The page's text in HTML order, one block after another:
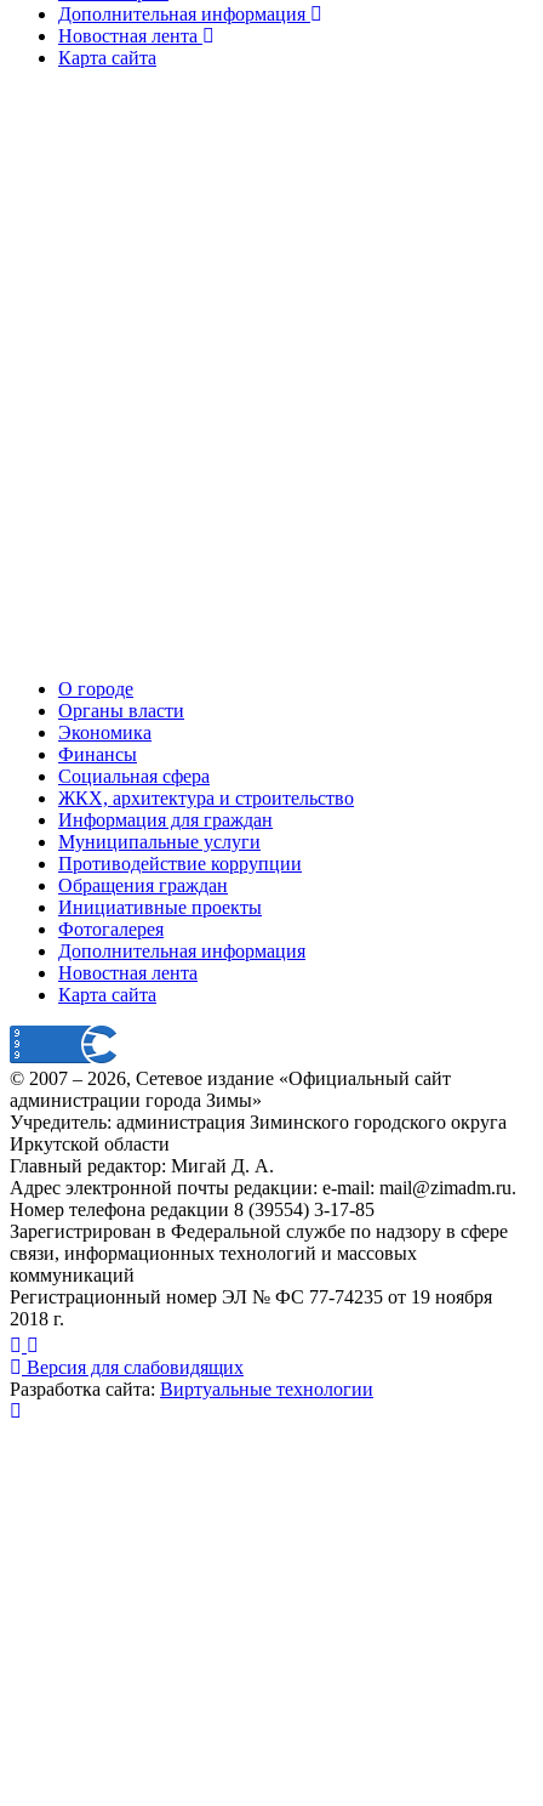
Дополнительная информация
Новостная лента
Карта сайта
О городе
Органы власти
Экономика
Финансы
Социальная сфера
ЖКХ, архитектура и строительство
Информация для граждан
Муниципальные услуги
Противодействие коррупции
Обращения граждан
Инициативные проекты
Фотогалерея
Дополнительная информация
Новостная лента
Карта сайта
© 2007 – 2026, Сетевое издание «Официальный сайт
администрации города Зимы»
Учредитель: администрация Зиминского городского округа
Иркутской области
Главный редактор: Мигай Д. А.
Адрес электронной почты редакции: e-mail: mail@zimadm.ru.
Номер телефона редакции 8 (39554) 3-17-85
Зарегистрирован в Федеральной службе по надзору в сфере
связи, информационных технологий и массовых
коммуникаций
Регистрационный номер ЭЛ № ФС 77-74235 от 19 ноября
2018 г.
Версия для слабовидящих
Разработка сайта: Виртуальные технологии